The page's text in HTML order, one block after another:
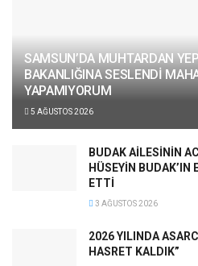
SAMSUN’DA MUHTARDAN
BAKANLIĞINA SESLENDİ
YAPAMIYORUM
5 AĞUSTOS 2026
BUDAK AİLESİNİN
HÜSEYİN BUDAK’IN
ETTİ
3 AĞUSTOS 2026
2026 YILINDA
HASRET KALDIK”